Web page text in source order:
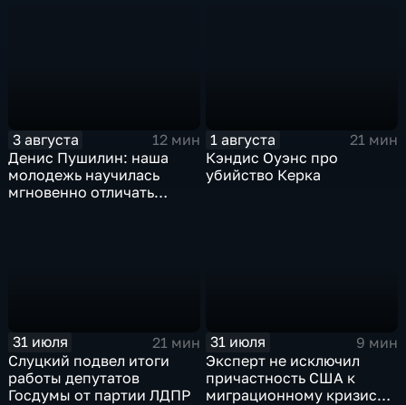
3 августа
12 мин
Денис Пушилин: наша
молодежь научилась
мгновенно отличать
1 августа
21 мин
Кэндис Оуэнс про
убийство Керка
31 июля
21 мин
Слуцкий подвел итоги
работы депутатов
Госдумы от партии ЛДПР
31 июля
9 мин
Эксперт не исключил
причастность США к
миграционному кризису в